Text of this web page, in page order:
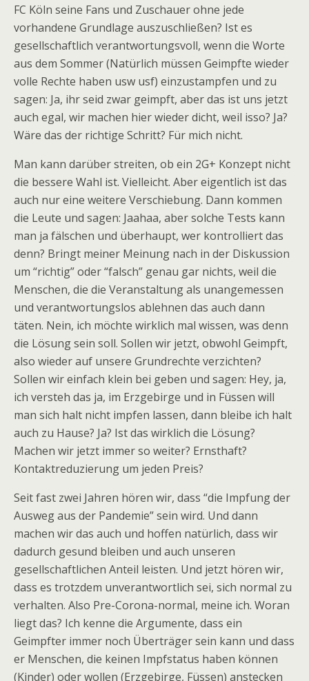
FC Köln seine Fans und Zuschauer ohne jede
vorhandene Grundlage auszuschließen? Ist es
gesellschaftlich verantwortungsvoll, wenn die Worte
aus dem Sommer (Natürlich müssen Geimpfte wieder
volle Rechte haben usw usf) einzustampfen und zu
sagen: Ja, ihr seid zwar geimpft, aber das ist uns jetzt
auch egal, wir machen hier wieder dicht, weil isso? Ja?
Wäre das der richtige Schritt? Für mich nicht.
Man kann darüber streiten, ob ein 2G+ Konzept nicht
die bessere Wahl ist. Vielleicht. Aber eigentlich ist das
auch nur eine weitere Verschiebung. Dann kommen
die Leute und sagen: Jaahaa, aber solche Tests kann
man ja fälschen und überhaupt, wer kontrolliert das
denn? Bringt meiner Meinung nach in der Diskussion
um “richtig” oder “falsch” genau gar nichts, weil die
Menschen, die die Veranstaltung als unangemessen
und verantwortungslos ablehnen das auch dann
täten. Nein, ich möchte wirklich mal wissen, was denn
die Lösung sein soll. Sollen wir jetzt, obwohl Geimpft,
also wieder auf unsere Grundrechte verzichten?
Sollen wir einfach klein bei geben und sagen: Hey, ja,
ich versteh das ja, im Erzgebirge und in Füssen will
man sich halt nicht impfen lassen, dann bleibe ich halt
auch zu Hause? Ja? Ist das wirklich die Lösung?
Machen wir jetzt immer so weiter? Ernsthaft?
Kontaktreduzierung um jeden Preis?
Seit fast zwei Jahren hören wir, dass “die Impfung der
Ausweg aus der Pandemie” sein wird. Und dann
machen wir das auch und hoffen natürlich, dass wir
dadurch gesund bleiben und auch unseren
gesellschaftlichen Anteil leisten. Und jetzt hören wir,
dass es trotzdem unverantwortlich sei, sich normal zu
verhalten. Also Pre-Corona-normal, meine ich. Woran
liegt das? Ich kenne die Argumente, dass ein
Geimpfter immer noch Überträger sein kann und dass
er Menschen, die keinen Impfstatus haben können
(Kinder) oder wollen (Erzgebirge, Füssen) anstecken